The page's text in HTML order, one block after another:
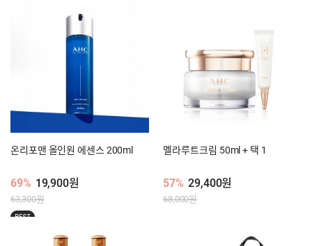
온리포맨 올인원 에센스 200ml
69% 19,900원
63,300원
BEST
멜라루트크림 50ml + 택 1
57% 29,400원
68,000원